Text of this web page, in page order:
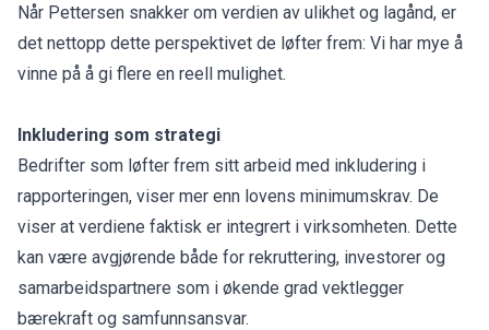
Når Pettersen snakker om verdien av ulikhet og lagånd, er
det nettopp dette perspektivet de løfter frem: Vi har mye å
vinne på å gi flere en reell mulighet.
Inkludering som strategi
Bedrifter som løfter frem sitt arbeid med inkludering i
rapporteringen, viser mer enn lovens minimumskrav. De
viser at verdiene faktisk er integrert i virksomheten. Dette
kan være avgjørende både for rekruttering, investorer og
samarbeidspartnere som i økende grad vektlegger
bærekraft og samfunnsansvar.